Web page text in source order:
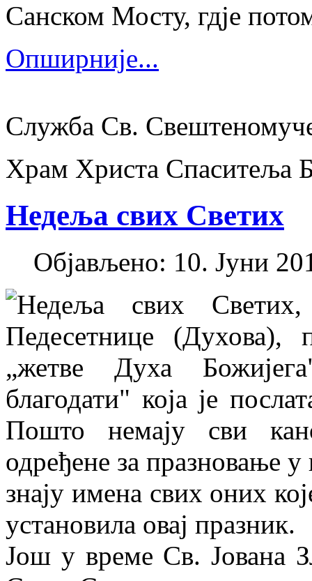
Санском Мосту, гдје
Опширније...
Служба Св.
Храм Христа Спаситеља
Недеља свих Светих
Објављено: 10. Јуни
Недеља свих
Педесетнице (Духова),
„жетве Духа
благодати" која је
Пошто немају сви
одређене за празновање
знају имена свих оних
установила овај празник.
Још у време Св. Јована